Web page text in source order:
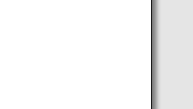
航空会社